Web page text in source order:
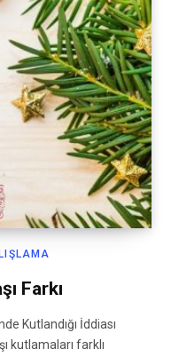
Farkı
Kutlandığı İddiası
kutlamaları farklı